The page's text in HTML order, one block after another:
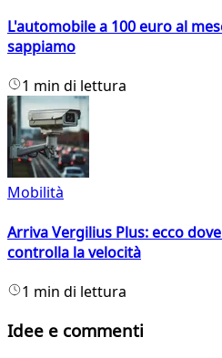
L'automobile a 100 euro al
sappiamo
1 min di lettura
Mobilità
Arriva Vergilius Plus: ecco
controlla la velocità
1 min di lettura
Idee e commenti